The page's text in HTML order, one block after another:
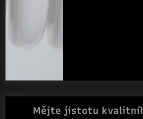
Mějte jistotu